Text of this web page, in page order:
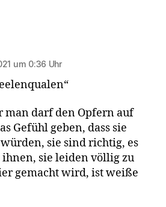
um 0:36 Uhr
man darf den Opfern auf
Gefühl geben, dass sie
sie sind richtig, es
sie leiden völlig zu
gemacht wird, ist weiße